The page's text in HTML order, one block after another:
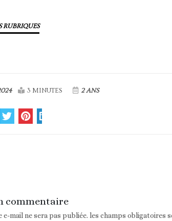
RUBRIQUES
3 MINUTES 2 ANS
commentaire
e-mail ne sera pas publiée. les champs obligatoires